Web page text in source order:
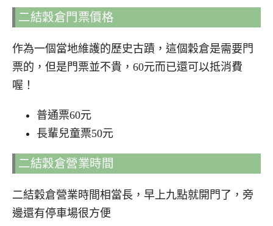
二結穀倉門票價格
作為一個當地維護的歷史古蹟，這個穀倉是需要門
票的，但是門票並不貴，60元而已還可以抵消費
喔！
普通票60元
長輩兒童票50元
二結穀倉營業時間
二結穀倉營業時間相當長，早上九點就開門了，旁
邊還有停車場很方便